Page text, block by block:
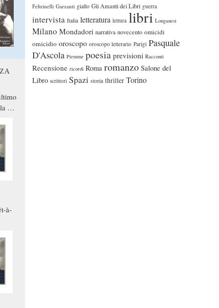
Feltrinelli Garzanti giallo Gli Amanti dei Libri guerra
intervista Italia letteratura lettura libri Longanesi
Milano Mondadori narrativa novecento omicidi
omicidio oroscopo oroscopo letterario Parigi Pasquale
D'Ascola Piemme poesia previsioni Racconti
Recensione ricordi Roma romanzo Salone del
Libro scrittori Spazi storia thriller Torino
a
à-